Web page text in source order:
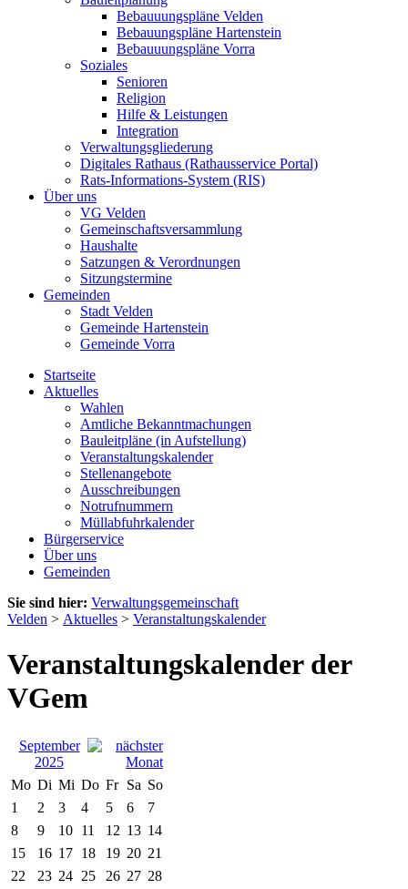
Bebauuungspläne Velden
Bebauungspläne Hartenstein
Bebauuungspläne Vorra
Soziales
Senioren
Religion
Hilfe & Leistungen
Integration
Verwaltungsgliederung
Digitales Rathaus (Rathausservice Portal)
Rats-Informations-System (RIS)
Über uns
VG Velden
Gemeinschaftsversammlung
Haushalte
Satzungen & Verordnungen
Sitzungstermine
Gemeinden
Stadt Velden
Gemeinde Hartenstein
Gemeinde Vorra
Startseite
Aktuelles
Wahlen
Amtliche Bekanntmachungen
Bauleitpläne (in Aufstellung)
Veranstaltungskalender
Stellenangebote
Ausschreibungen
Notrufnummern
Müllabfuhrkalender
Bürgerservice
Über uns
Gemeinden
Sie sind hier: Verwaltungsgemeinschaft
Velden > Aktuelles > Veranstaltungskalender
Veranstaltungskalender der
VGem
September
2025
Mo Di Mi Do Fr Sa So
1
2 3 4 5 6
7
8
9 10 11 12 13 14
15
16 17 18 19 20 21
22
23 24 25 26 27 28